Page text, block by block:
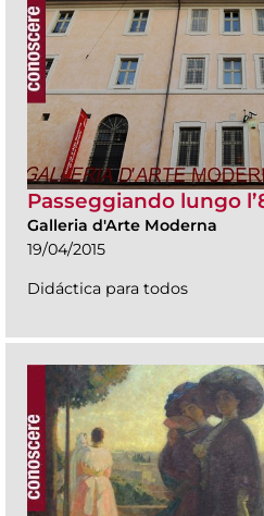
Passeggiando lungo
Galleria d'Arte Moderna
19/04/2015
Didáctica para todos